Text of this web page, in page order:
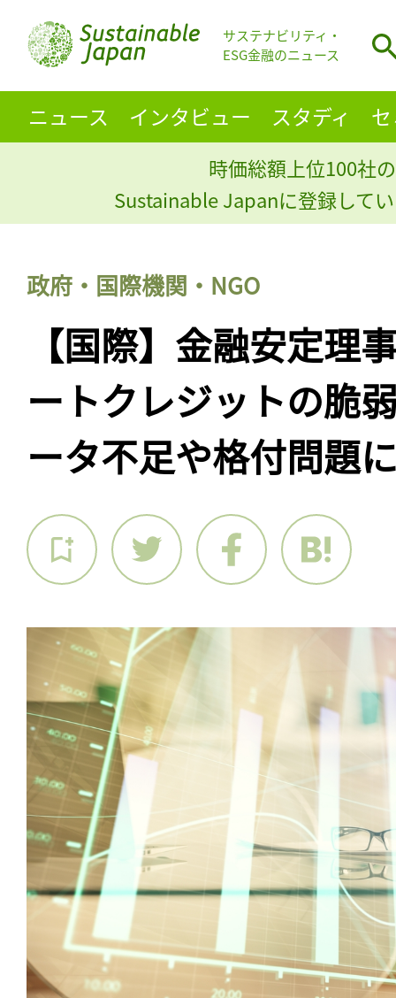
サステナビリティ・
ESG金融のニュース
ニュース インタビュー スタディ
時価総額上位100社
Sustainable Japanに登録して
政府・国際機関・NGO
【国際】金融安定理
ートクレジットの脆
ータ不足や格付問題